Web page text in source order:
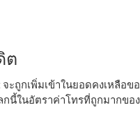
ต
จะถูกเพิ่มเข้าในยอดคงเหลื
นี้ในอัตราค่าโทรที่ถูกมากขอ